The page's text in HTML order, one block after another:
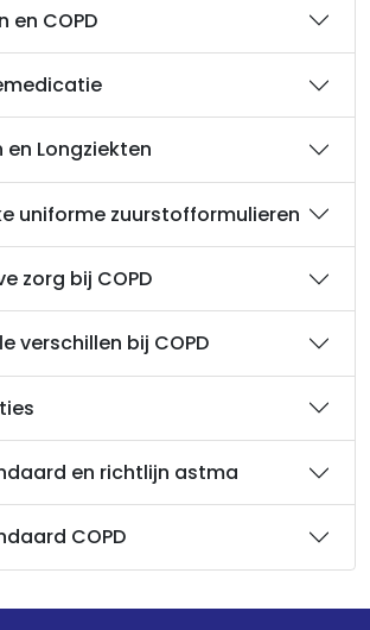
en COPD
en Longziekten
uniforme zuurstofformulieren
zorg bij COPD
verschillen bij COPD
en richtlijn astma
COPD